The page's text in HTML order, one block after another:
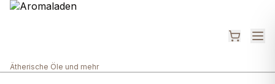
Ätherische Öle und mehr